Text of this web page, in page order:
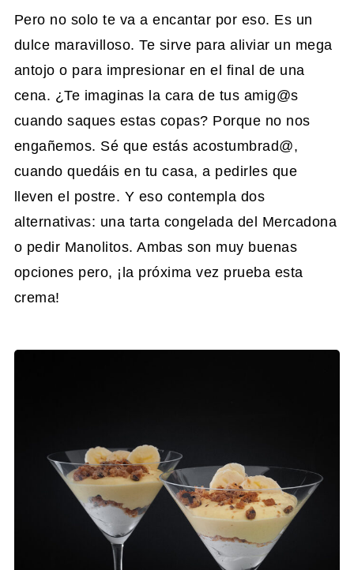
Pero no solo te va a encantar por eso. Es un
dulce maravilloso. Te sirve para aliviar un mega
antojo o para impresionar en el final de una
cena. ¿Te imaginas la cara de tus amig@s
cuando saques estas copas? Porque no nos
engañemos. Sé que estás acostumbrad@,
cuando quedáis en tu casa, a pedirles que
lleven el postre. Y eso contempla dos
alternativas: una tarta congelada del Mercadona
o pedir Manolitos. Ambas son muy buenas
opciones pero, ¡la próxima vez prueba esta
crema!